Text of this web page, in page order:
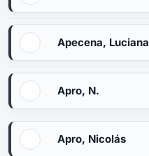
Apecena, Luciana
Apro, N.
Apro, Nicolás